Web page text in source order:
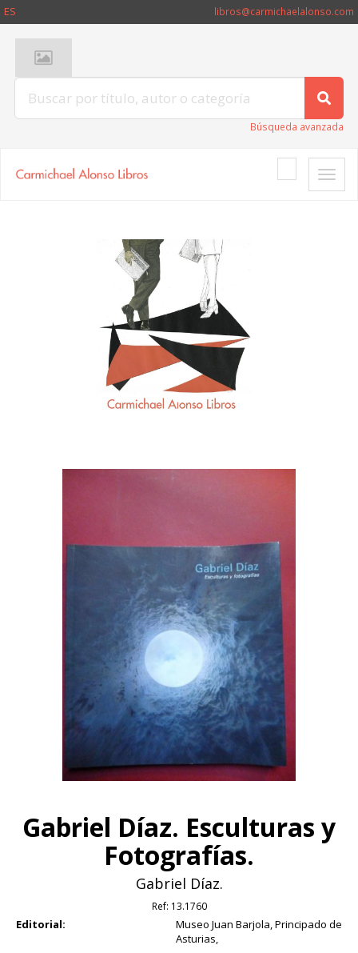
ES libros@carmichaelalonso.com
Búsqueda avanzada
Toggle
Gabriel Díaz. Esculturas y
Fotografías.
Gabriel Díaz.
Ref: 13.1760
Editorial:
Museo Juan Barjola, Principado de
Asturias,